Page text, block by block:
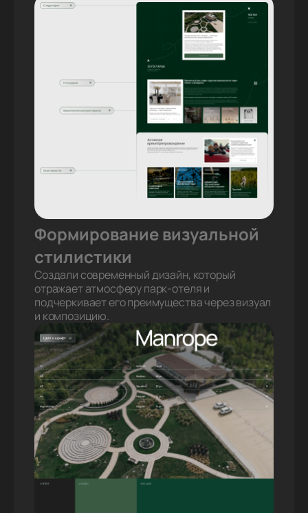
Формирование визуальной
стилистики
Создали современный дизайн, который
отражает атмосферу парк-отеля и
подчеркивает его преимущества через визуал
и композицию.